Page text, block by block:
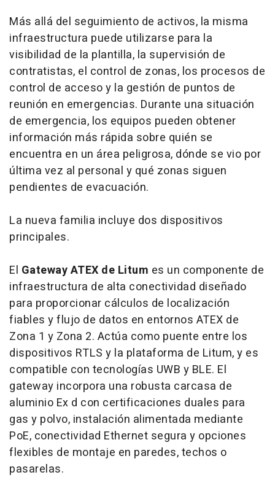
Más allá del seguimiento de activos, la misma
infraestructura puede utilizarse para la
visibilidad de la plantilla, la supervisión de
contratistas, el control de zonas, los procesos de
control de acceso y la gestión de puntos de
reunión en emergencias. Durante una situación
de emergencia, los equipos pueden obtener
información más rápida sobre quién se
encuentra en un área peligrosa, dónde se vio por
última vez al personal y qué zonas siguen
pendientes de evacuación.
La nueva familia incluye dos dispositivos
principales.
El Gateway ATEX de Litum es un componente de
infraestructura de alta conectividad diseñado
para proporcionar cálculos de localización
fiables y flujo de datos en entornos ATEX de
Zona 1 y Zona 2. Actúa como puente entre los
dispositivos RTLS y la plataforma de Litum, y es
compatible con tecnologías UWB y BLE. El
gateway incorpora una robusta carcasa de
aluminio Ex d con certificaciones duales para
gas y polvo, instalación alimentada mediante
PoE, conectividad Ethernet segura y opciones
flexibles de montaje en paredes, techos o
pasarelas.